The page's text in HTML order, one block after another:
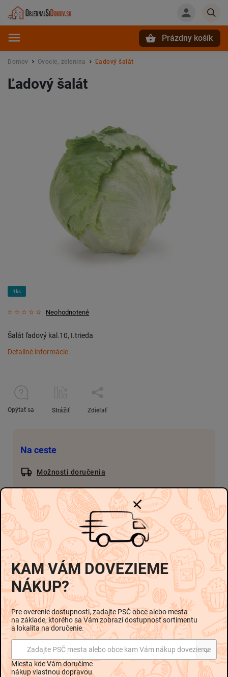
Prázdny košík
Domov / Ovocie, zelenina / Ľadový šalát
Ľadový šalát
1ks
Neohodnotené
€1,99
€1,99 / 1 ks
Pridať do košíka
Na ceste
Možnosti doručenia
Šalát ľadový kal.10, I.trieda
Detailné informácie
Opýtať sa Strážiť Zdieľať
Popis Podobné (5) Hodnotenie
Diskusia
Podrobný popis
-
-
KAM VÁM DOVEZIEME
NÁKUP?
Pre overenie dostupnosti, zadajte PSČ obce alebo mesta
na základe, ktorého sa Vám zobrazí dostupnosť sortimentu
a lokalita na doručenie.
Zadajte PSČ mesta alebo obce kam Vám nákup dovezieme
Miesta kde Vám doručíme
nákup vlastnou dopravou